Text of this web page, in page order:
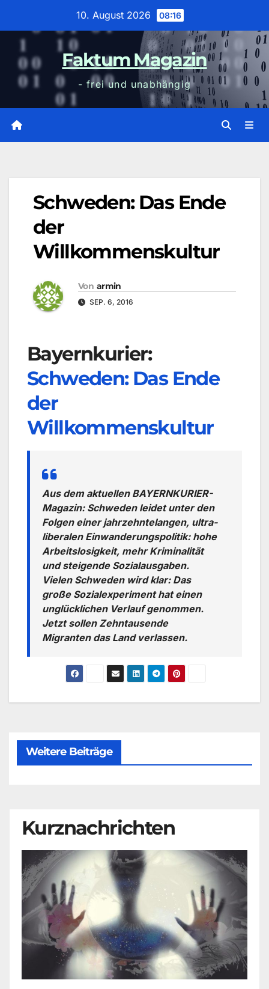
10. August 2026 08:16
Faktum Magazin
- frei und unabhängig
Schweden: Das Ende
der
Willkommenskultur
Von armin
SEP. 6, 2016
Bayernkurier:
Schweden: Das Ende
der
Willkommenskultur
Aus dem aktuellen BAYERNKURIER-
Magazin: Schweden leidet unter den
Folgen einer jahrzehntelangen, ultra-
liberalen Einwanderungspolitik: hohe
Arbeitslosigkeit, mehr Kriminalität
und steigende Sozialausgaben.
Vielen Schweden wird klar: Das
große Sozialexperiment hat einen
unglücklichen Verlauf genommen.
Jetzt sollen Zehntausende
Migranten das Land verlassen.
Weitere Beiträge
Kurznachrichten